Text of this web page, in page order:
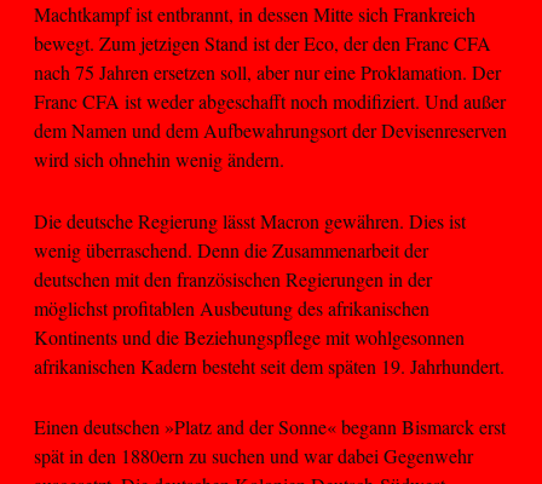
Machtkampf ist entbrannt, in dessen Mitte sich Frankreich
bewegt. Zum jetzigen Stand ist der Eco, der den Franc CFA
nach 75 Jahren ersetzen soll, aber nur eine Proklamation. Der
Franc CFA ist weder abgeschafft noch modifiziert. Und außer
dem Namen und dem Aufbewahrungsort der Devisenreserven
wird sich ohnehin wenig ändern.
Die deutsche Regierung lässt Macron gewähren. Dies ist
wenig überraschend. Denn die Zusammenarbeit der
deutschen mit den französischen Regierungen in der
möglichst profitablen Ausbeutung des afrikanischen
Kontinents und die Beziehungspflege mit wohlgesonnen
afrikanischen Kadern besteht seit dem späten 19. Jahrhundert.
Einen deutschen »Platz and der Sonne« begann Bismarck erst
spät in den 1880ern zu suchen und war dabei Gegenwehr